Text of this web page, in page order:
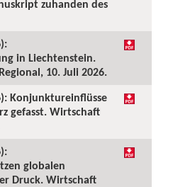
zuhanden des
in Liechtenstein.
10. Juli 2026.
Konjunktureinflüsse
gefasst. Wirtschaft
globalen
Druck. Wirtschaft